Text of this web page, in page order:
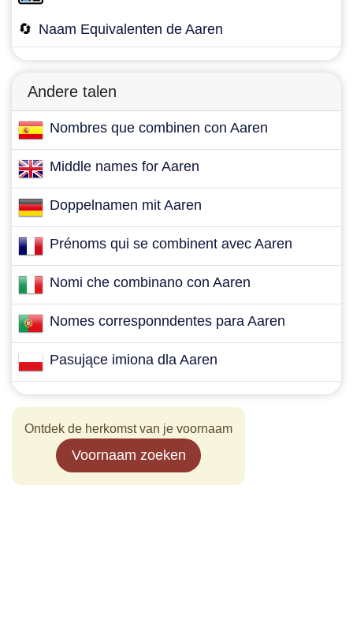
🔄 Naam Equivalenten de Aaren
Andere talen
Nombres que combinen con Aaren
Middle names for Aaren
Doppelnamen mit Aaren
Prénoms qui se combinent avec Aaren
Nomi che combinano con Aaren
Nomes corresponndentes para Aaren
Pasujące imiona dla Aaren
Ontdek de herkomst van je voornaam
Voornaam zoeken